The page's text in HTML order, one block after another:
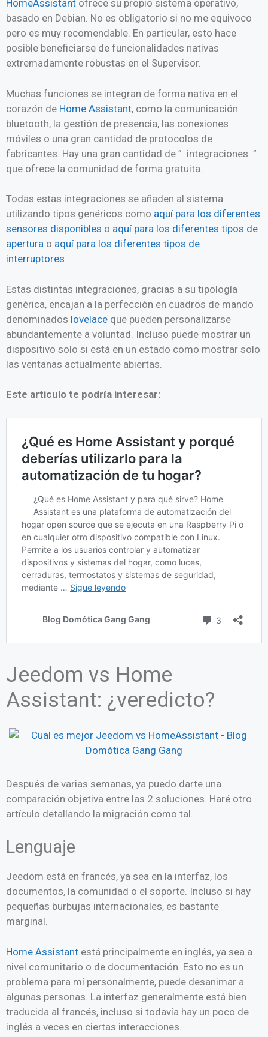
HomeAssistant ofrece su propio sistema operativo,
basado en Debian. No es obligatorio si no me equivoco
pero es muy recomendable. En particular, esto hace
posible beneficiarse de funcionalidades nativas
extremadamente robustas en el Supervisor.
Muchas funciones se integran de forma nativa en el
corazón de Home Assistant, como la comunicación
bluetooth, la gestión de presencia, las conexiones
móviles o una gran cantidad de protocolos de
fabricantes. Hay una gran cantidad de ” integraciones ”
que ofrece la comunidad de forma gratuita.
Todas estas integraciones se añaden al sistema
utilizando tipos genéricos como aquí para los diferentes
sensores disponibles o aquí para los diferentes tipos de
apertura o aquí para los diferentes tipos de
interruptores .
Estas distintas integraciones, gracias a su tipología
genérica, encajan a la perfección en cuadros de mando
denominados lovelace que pueden personalizarse
abundantemente a voluntad. Incluso puede mostrar un
dispositivo solo si está en un estado como mostrar solo
las ventanas actualmente abiertas.
Este articulo te podría interesar:
Jeedom vs Home
Assistant: ¿veredicto?
Después de varias semanas, ya puedo darte una
comparación objetiva entre las 2 soluciones. Haré otro
artículo detallando la migración como tal.
Lenguaje
Jeedom está en francés, ya sea en la interfaz, los
documentos, la comunidad o el soporte. Incluso si hay
pequeñas burbujas internacionales, es bastante
marginal.
Home Assistant está principalmente en inglés, ya sea a
nivel comunitario o de documentación. Esto no es un
problema para mí personalmente, puede desanimar a
algunas personas. La interfaz generalmente está bien
traducida al francés, incluso si todavía hay un poco de
inglés a veces en ciertas interacciones.